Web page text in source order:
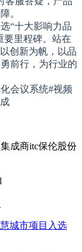
。
“十大影响力品
要里程碑。站在
创新为帆，以品
前行，为行业的
会议系统#视频
成商itc保伦股份
城市项目入选